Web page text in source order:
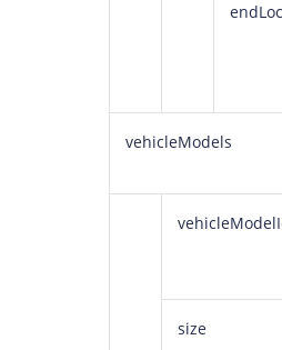
vehicleModels
size